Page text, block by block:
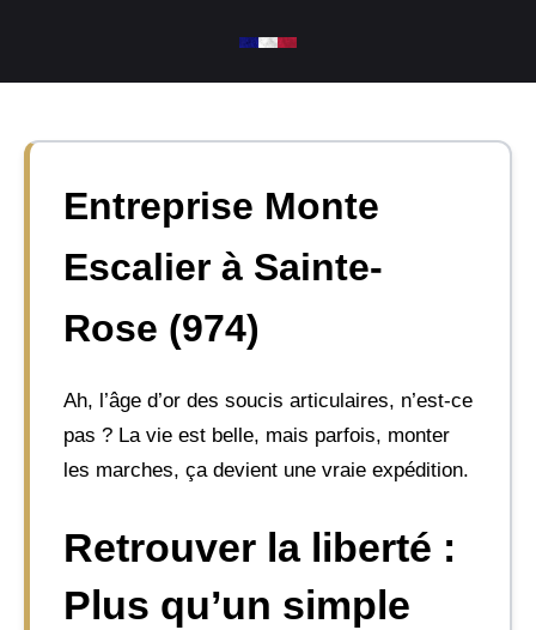
contenu
Entreprise Monte
Escalier à Sainte-
Rose (974)
Ah, l’âge d’or des soucis articulaires, n’est-ce
pas ? La vie est belle, mais parfois, monter
les marches, ça devient une vraie expédition.
Retrouver la liberté :
Plus qu’un simple